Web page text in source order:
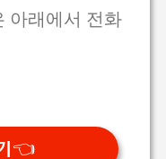
아래에서 전화
👈